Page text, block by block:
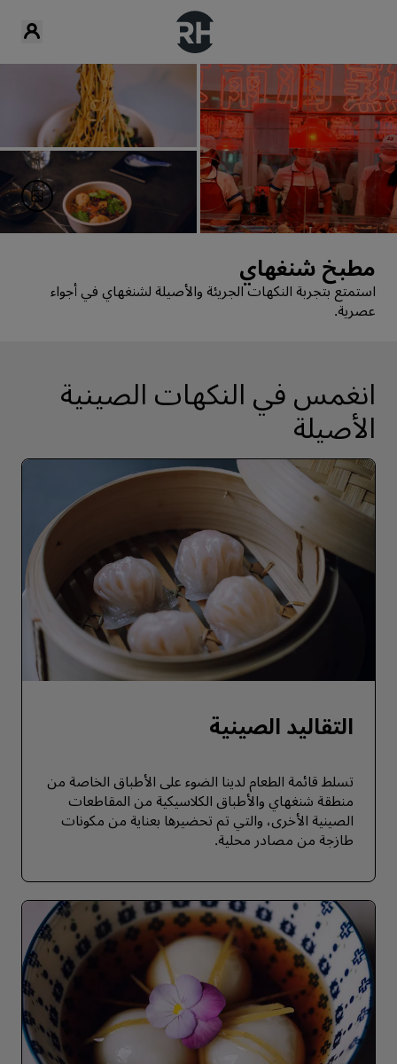
مطبخ شنغهاي
استمتع بتجربة النكهات الجريئة والأصيلة لشنغهاي في أجواء
عصرية.
انغمس في النكهات الصينية
الأصيلة
التقاليد الصينية
تسلط قائمة الطعام لدينا الضوء على الأطباق الخاصة من
منطقة شنغهاي والأطباق الكلاسيكية من المقاطعات
الصينية الأخرى، والتي تم تحضيرها بعناية من مكونات
طازجة من مصادر محلية.